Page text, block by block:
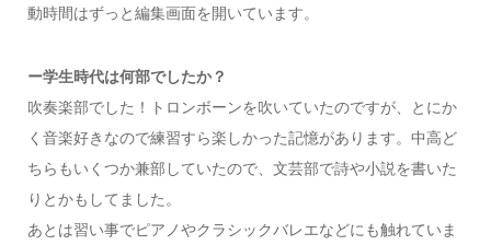
動時間はずっと編集画面を開いています。
ー学生時代は何部でしたか？
吹奏楽部でした！トロンボーンを吹いていたのですが、とにか
く音楽好きなので練習すら楽しかった記憶があります。中高ど
ちらもいくつか兼部していたので、文芸部で詩や小説を書いた
りとかもしてました。
あとは習い事でピアノやクラシックバレエなどにも触れていま